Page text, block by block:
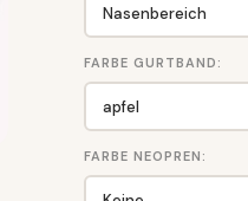
FARBE GURTBAND:
FARBE NEOPREN: